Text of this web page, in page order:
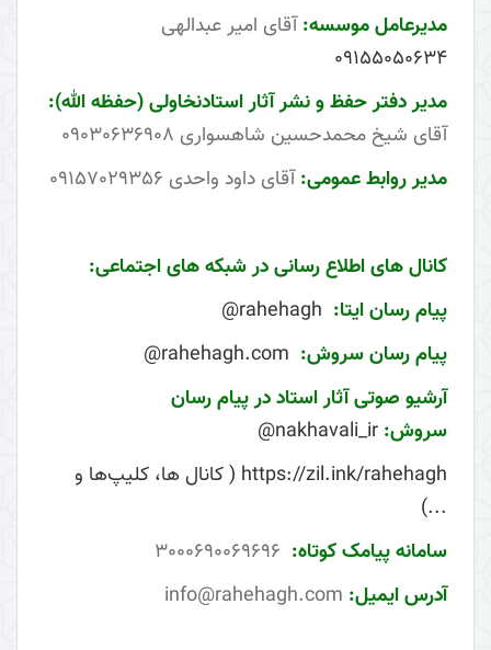
مدیرعامل موسسه: آقای امیر عبدالهی
09155050634
مدیر دفتر حفظ و نشر آثار استادنخاولی (حفظه الله):
آقای شیخ محمدحسین شاهسواری 09030636908
مدیر روابط عمومی: آقای داود واحدی 09157029356
کانال های اطلاع رسانی در شبکه های اجتماعی:
پیام رسان ایتا: rahehagh@
پیام رسان سروش:
آرشیو صوتی آثار استاد در پیام رسان
سروش:
https://zil.ink/rahehagh ( کانال ها، کلیپ‌ها و
...)
سامانه پیامک کوتاه: 3000690069696
آدرس ایمیل: info@rahehagh.com